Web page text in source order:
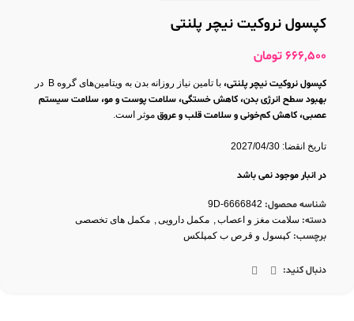
کپسول نروکیت نیچر پلنتی
666,500تومان
کپسول نروکیت نیچر پلنتی، با تامین نیاز روزانه بدن به ویتامین‌های گروه B در
بهبود سطح انرژی بدن، کاهش خستگی، سلامت پوست و مو، سلامت سیستم
عصبی، کاهش کم‌خونی و سلامت قلب و عروق موثر است.
تاریخ انقضا: 2027/04/30
در انبار موجود نمی باشد
شناسه محصول: 9D-6666842
دسته: سلامت مغز و اعصاب, مکمل دارویی, مکمل های تخصصی
برچسب: کپسول و قرص ب کمپلکس
دنبال کنید: